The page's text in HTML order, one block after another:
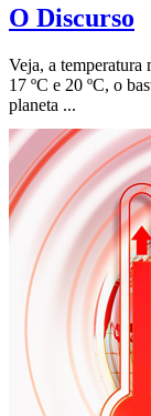
O Discurso
Veja, a temperatura
17 ºC e 20 ºC, o
planeta ...